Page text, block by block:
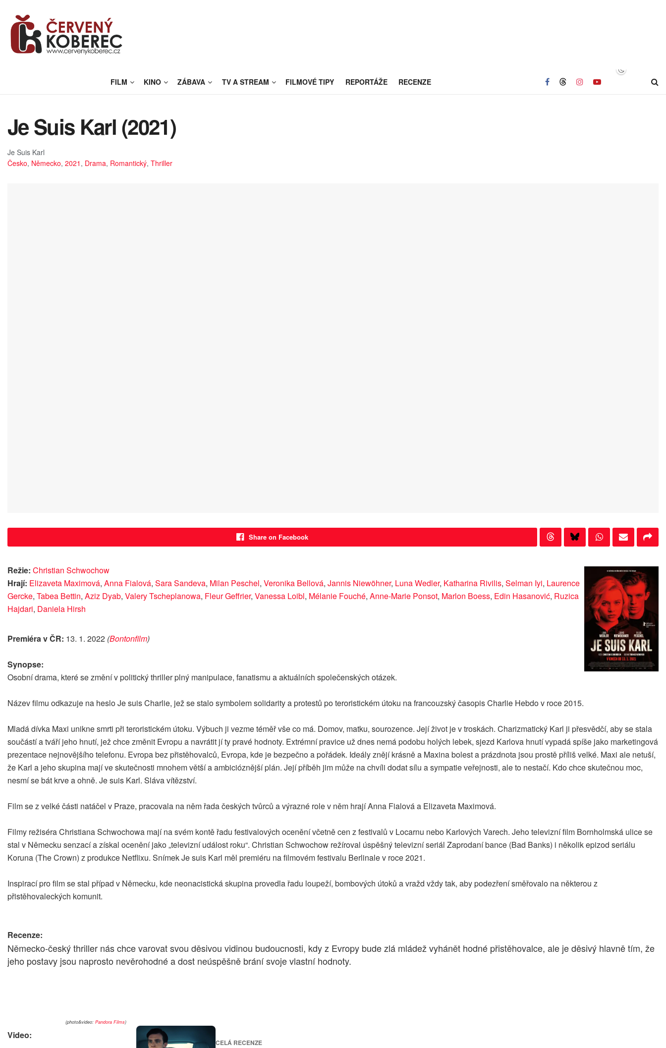
FILM KINO ZÁBAVA TV A STREAM FILMOVÉ TIPY REPORTÁŽE RECENZE
Je Suis Karl (2021)
Je Suis Karl
Česko, Německo, 2021 , Drama, Romantický, Thriller
Share on Facebook
Režie: Christian Schwochow
Hrají: Elizaveta Maximová, Anna Fialová, Sara Sandeva, Milan Peschel, Veronika Bellová, Jannis Niewöhner, Luna Wedler, Katharina Rivilis, Selman Iyi, Laurence
Gercke, Tabea Bettin, Aziz Dyab, Valery Tscheplanowa, Fleur Geffrier, Vanessa Loibl, Mélanie Fouché, Anne-Marie Ponsot, Marlon Boess, Edin Hasanović, Ruzica
Hajdari, Daniela Hirsh
Premiéra v ČR: 13. 1. 2022 (Bontonfilm)
Synopse:
Osobní drama, které se změní v politický thriller plný manipulace, fanatismu a aktuálních společenských otázek.
Název filmu odkazuje na heslo Je suis Charlie, jež se stalo symbolem solidarity a protestů po teroristickém útoku na francouzský časopis Charlie Hebdo v roce 2015.
Mladá dívka Maxi unikne smrti při teroristickém útoku. Výbuch ji vezme téměř vše co má. Domov, matku, sourozence. Její život je v troskách. Charizmatický Karl ji přesvědčí, aby se stala
součástí a tváří jeho hnutí, jež chce změnit Evropu a navrátit jí ty pravé hodnoty. Extrémní pravice už dnes nemá podobu holých lebek, sjezd Karlova hnutí vypadá spíše jako marketingová
prezentace nejnovějšího telefonu. Evropa bez přistěhovalců, Evropa, kde je bezpečno a pořádek. Ideály znějí krásně a Maxina bolest a prázdnota jsou prostě příliš velké. Maxi ale netuší,
že Karl a jeho skupina mají ve skutečnosti mnohem větší a ambicióznější plán. Její příběh jim může na chvíli dodat sílu a sympatie veřejnosti, ale to nestačí. Kdo chce skutečnou moc,
nesmí se bát krve a ohně. Je suis Karl. Sláva vítězství.
Film se z velké části natáčel v Praze, pracovala na něm řada českých tvůrců a výrazné role v něm hrají Anna Fialová a Elizaveta Maximová.
Filmy režiséra Christiana Schwochowa mají na svém kontě řadu festivalových ocenění včetně cen z festivalů v Locarnu nebo Karlových Varech. Jeho televizní film Bornholmská ulice se
stal v Německu senzací a získal ocenění jako „televizní událost roku“. Christian Schwochow režíroval úspěšný televizní seriál Zaprodaní bance (Bad Banks) i několik epizod seriálu
Koruna (The Crown) z produkce Netflixu. Snímek Je suis Karl měl premiéru na filmovém festivalu Berlinale v roce 2021.
Inspirací pro film se stal případ v Německu, kde neonacistická skupina provedla řadu loupeží, bombových útoků a vražd vždy tak, aby podezření směřovalo na některou z
přistěhovaleckých komunit.
Recenze:
Německo-český thriller nás chce varovat svou děsivou vidinou budoucnosti, kdy z Evropy bude zlá mládež vyhánět hodné přistěhovalce, ale je děsivý hlavně tím, že
jeho postavy jsou naprosto nevěrohodné a dost neúspěšně brání svoje vlastní hodnoty.
CELÁ RECENZE
(photo&video: Pandora Films)
Video: